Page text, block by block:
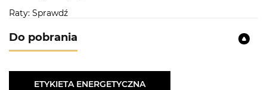
Raty: Sprawdź
Do pobrania
ETYKIETA ENERGETYCZNA